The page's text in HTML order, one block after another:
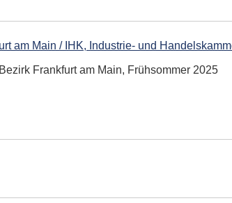
am Main / IHK, Industrie- und
Frankfurt am Main, Frühsommer 2025